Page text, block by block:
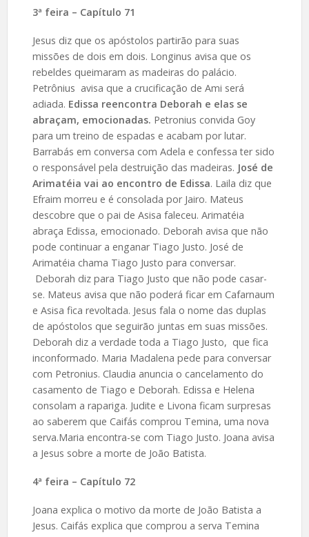
3ª feira – Capítulo 71
Jesus diz que os apóstolos partirão para suas
missões de dois em dois. Longinus avisa que os
rebeldes queimaram as madeiras do palácio.
Petrônius avisa que a crucificação de Ami será
adiada. Edissa reencontra Deborah e elas se
abraçam, emocionadas. Petronius convida Goy
para um treino de espadas e acabam por lutar.
Barrabás em conversa com Adela e confessa ter sido
o responsável pela destruição das madeiras. José de
Arimatéia vai ao encontro de Edissa. Laila diz que
Efraim morreu e é consolada por Jairo. Mateus
descobre que o pai de Asisa faleceu. Arimatéia
abraça Edissa, emocionado. Deborah avisa que não
pode continuar a enganar Tiago Justo. José de
Arimatéia chama Tiago Justo para conversar.
Deborah diz para Tiago Justo que não pode casar-
se. Mateus avisa que não poderá ficar em Cafarnaum
e Asisa fica revoltada. Jesus fala o nome das duplas
de apóstolos que seguirão juntas em suas missões.
Deborah diz a verdade toda a Tiago Justo, que fica
inconformado. Maria Madalena pede para conversar
com Petronius. Claudia anuncia o cancelamento do
casamento de Tiago e Deborah. Edissa e Helena
consolam a rapariga. Judite e Livona ficam surpresas
ao saberem que Caifás comprou Temina, uma nova
serva.Maria encontra-se com Tiago Justo. Joana avisa
a Jesus sobre a morte de João Batista.
4ª feira – Capítulo 72
Joana explica o motivo da morte de João Batista a
Jesus. Caifás explica que comprou a serva Temina